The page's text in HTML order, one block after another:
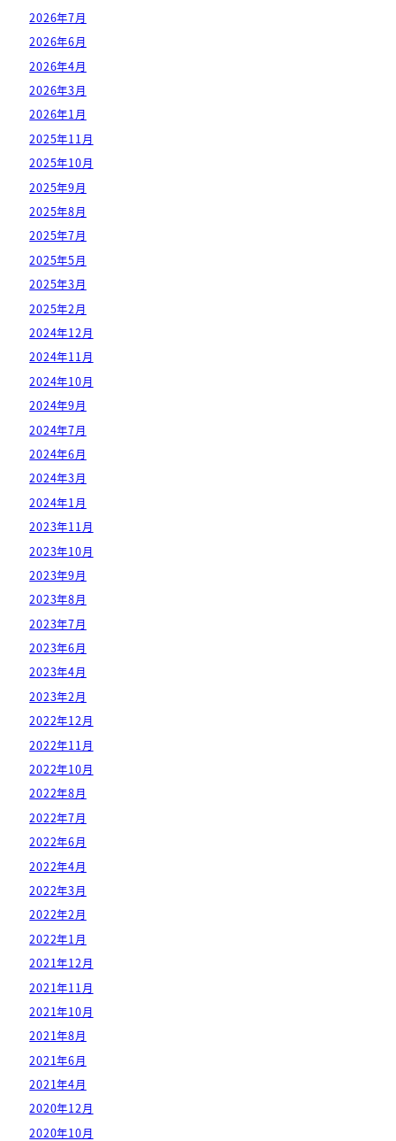
2026年7月
2026年6月
2026年4月
2026年3月
2026年1月
2025年11月
2025年10月
2025年9月
2025年8月
2025年7月
2025年5月
2025年3月
2025年2月
2024年12月
2024年11月
2024年10月
2024年9月
2024年7月
2024年6月
2024年3月
2024年1月
2023年11月
2023年10月
2023年9月
2023年8月
2023年7月
2023年6月
2023年4月
2023年2月
2022年12月
2022年11月
2022年10月
2022年8月
2022年7月
2022年6月
2022年4月
2022年3月
2022年2月
2022年1月
2021年12月
2021年11月
2021年10月
2021年8月
2021年6月
2021年4月
2020年12月
2020年10月